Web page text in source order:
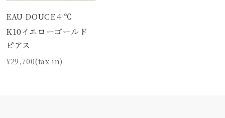
EAU DOUCE４℃
K10イエローゴールド
ピアス
¥29,700(tax in)